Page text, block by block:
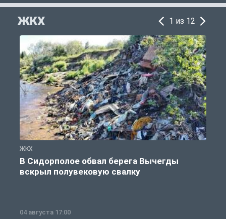
ЖКХ 1 из 12
ЖКХ
В Сидорполое обвал берега Вычегды
вскрыл полувековую свалку
04 августа 17:00